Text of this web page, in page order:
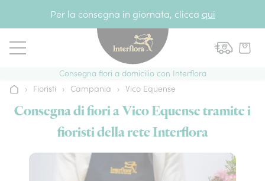
Per la consegna in giornata, clicca qui
Consegna fiori a domicilio con Interflora
Home› Fioristi › Campania › Vico Equense
Consegna di fiori a Vico Equense tramite i
fioristi della rete Interflora